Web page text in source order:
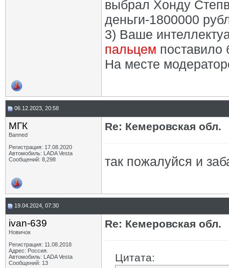
выбрал Хонду
деньги-1800000
3) Ваше
пальцем поставило
На месте
06.12.2023, 20:58
МГК
Banned
Регистрация: 17.08.2020
Автомобиль: LADA Vesta
Сообщений: 8,298
Re: Кемеровская обл.
так пожалуйся и
19.04.2024, 07:30
ivan-639
Новичок
Регистрация: 11.08.2018
Адрес: Россия.
Автомобиль: LADA Vesta
Сообщений: 13
Re: Кемеровская обл.
Цитата: